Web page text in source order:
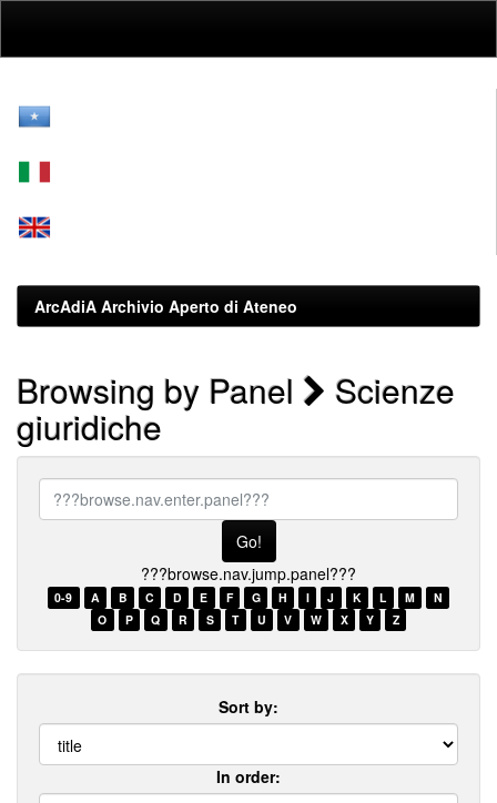
ArcAdiA Archivio Aperto di Ateneo
Browsing by Panel Scienze
giuridiche
???
browse.nav.enter.panel???
???browse.nav.jump.panel???
0-9 A B C D E F G H I J K L M
N
O
P Q R S T U V W X Y Z
Sort by:
In order: